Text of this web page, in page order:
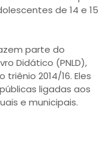
de 14 e 15
parte do
Didático (PNLD),
2014/16. Eles
ligadas aos
e municipais.